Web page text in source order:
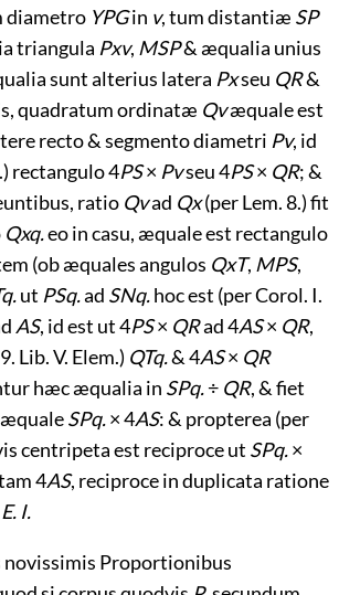
diametro YPGin v, tum distantiæ SP
triangula Pxv, MSP& æqualia unius
sunt alterius latera Pxseu QR&
quadratum ordinatæ Qvæquale est
recto & segmento diametri Pv, id
rectangulo 4PS× Pvseu 4PS× QR; &
ratio Qvad Qx(per Lem. 8.) fit
Qxq.eo in casu, æquale est rectangulo
(ob æquales angulos QxT, MPS,
ut PSq.ad SNq.hoc est (per Corol. I.
AS, id est ut 4PS× QRad 4AS× QR,
Lib. V. Elem.) QTq.& 4AS× QR
hæc æqualia in SPq.÷ QR, & fiet
SPq.× 4AS: & propterea (per
centripeta est reciproce ut SPq.×
4AS, reciproce in duplicata ratione
I.
Proportionibus